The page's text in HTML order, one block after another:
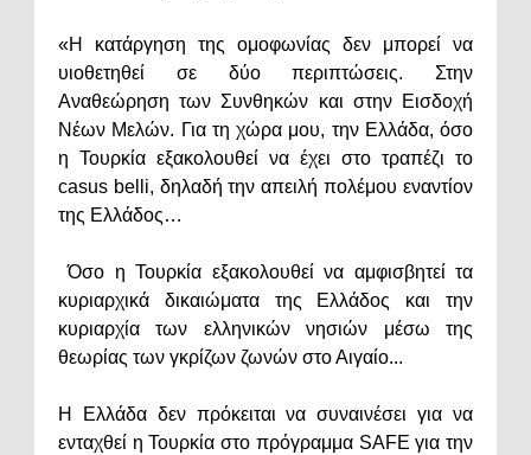
«Η κατάργηση της ομοφωνίας δεν μπορεί να
υιοθετηθεί σε δύο περιπτώσεις. Στην
Αναθεώρηση των Συνθηκών και στην Εισδοχή
Νέων Μελών. Για τη χώρα μου, την Ελλάδα, όσο
η Τουρκία εξακολουθεί να έχει στο τραπέζι το
casus belli, δηλαδή την απειλή πολέμου εναντίον
της Ελλάδος…
Όσο η Τουρκία εξακολουθεί να αμφισβητεί τα
κυριαρχικά δικαιώματα της Ελλάδος και την
κυριαρχία των ελληνικών νησιών μέσω της
θεωρίας των γκρίζων ζωνών στο Αιγαίο...
Η Ελλάδα δεν πρόκειται να συναινέσει για να
ενταχθεί η Τουρκία στο πρόγραμμα SAFE για την